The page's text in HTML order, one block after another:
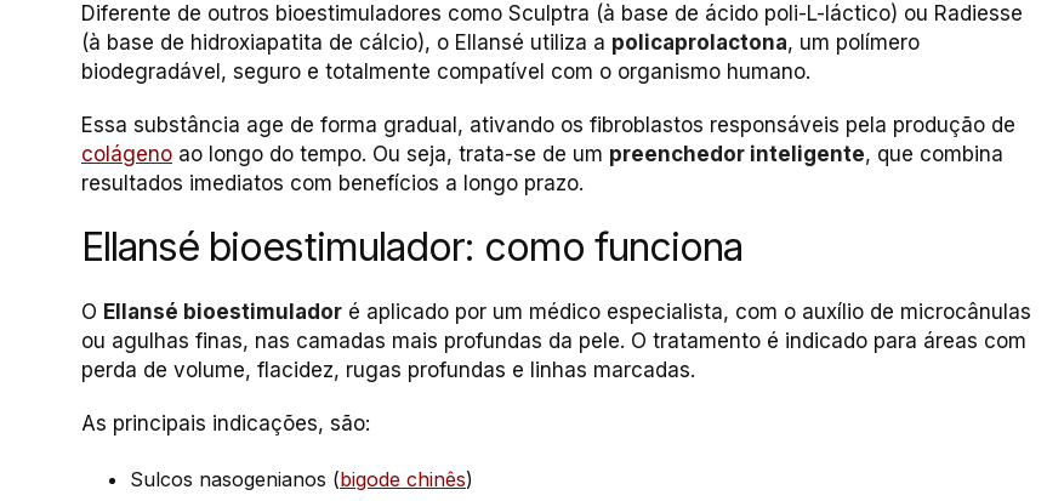
Diferente de outros bioestimuladores como Sculptra (à base de ácido poli-L-láctico) ou Radiesse
(à base de hidroxiapatita de cálcio), o Ellansé utiliza a policaprolactona, um polímero
biodegradável, seguro e totalmente compatível com o organismo humano.
Essa substância age de forma gradual, ativando os fibroblastos responsáveis pela produção de
colágeno ao longo do tempo. Ou seja, trata-se de um preenchedor inteligente, que combina
resultados imediatos com benefícios a longo prazo.
Ellansé bioestimulador: como funciona
O Ellansé bioestimulador é aplicado por um médico especialista, com o auxílio de microcânulas
ou agulhas finas, nas camadas mais profundas da pele. O tratamento é indicado para áreas com
perda de volume, flacidez, rugas profundas e linhas marcadas.
As principais indicações, são:
Sulcos nasogenianos (bigode chinês)